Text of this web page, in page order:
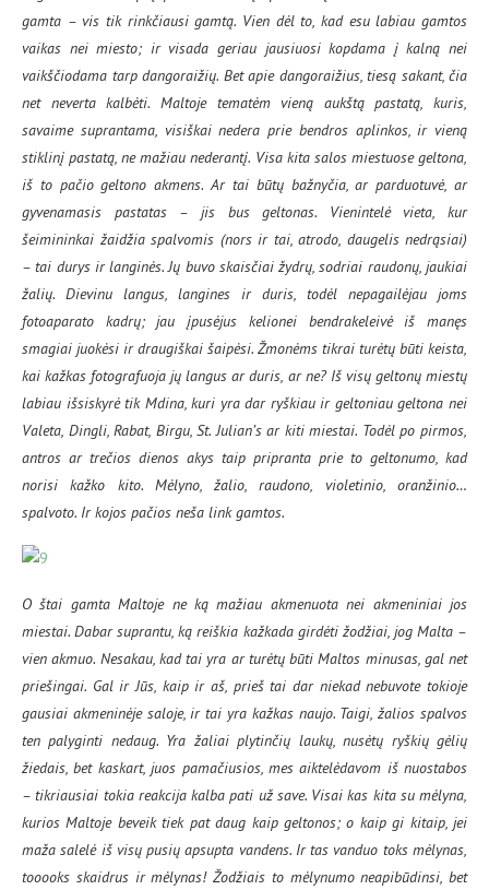
gamta – vis tik rinkčiausi gamtą. Vien dėl to, kad esu labiau gamtos
vaikas nei miesto; ir visada geriau jausiuosi kopdama į kalną nei
vaikščiodama tarp dangoraižių. Bet apie dangoraižius, tiesą sakant, čia
net neverta kalbėti. Maltoje tematėm vieną aukštą pastatą, kuris,
savaime suprantama, visiškai nedera prie bendros aplinkos, ir vieną
stiklinį pastatą, ne mažiau nederantį. Visa kita salos miestuose geltona,
iš to pačio geltono akmens. Ar tai būtų bažnyčia, ar parduotuvė, ar
gyvenamasis pastatas – jis bus geltonas. Vienintelė vieta, kur
šeimininkai žaidžia spalvomis (nors ir tai, atrodo, daugelis nedrąsiai)
– tai durys ir langinės. Jų buvo skaisčiai žydrų, sodriai raudonų, jaukiai
žalių. Dievinu langus, langines ir duris, todėl nepagailėjau joms
fotoaparato kadrų; jau įpusėjus kelionei bendrakeleivė iš manęs
smagiai juokėsi ir draugiškai šaipėsi. Žmonėms tikrai turėtų būti keista,
kai kažkas fotografuoja jų langus ar duris, ar ne? Iš visų geltonų miestų
labiau išsiskyrė tik Mdina, kuri yra dar ryškiau ir geltoniau geltona nei
Valeta, Dingli, Rabat, Birgu, St. Julian’s ar kiti miestai. Todėl po pirmos,
antros ar trečios dienos akys taip pripranta prie to geltonumo, kad
norisi kažko kito. Mėlyno, žalio, raudono, violetinio, oranžinio…
spalvoto. Ir kojos pačios neša link gamtos.
O štai gamta Maltoje ne ką mažiau akmenuota nei akmeniniai jos
miestai. Dabar suprantu, ką reiškia kažkada girdėti žodžiai, jog Malta –
vien akmuo. Nesakau, kad tai yra ar turėtų būti Maltos minusas, gal net
priešingai. Gal ir Jūs, kaip ir aš, prieš tai dar niekad nebuvote tokioje
gausiai akmeninėje saloje, ir tai yra kažkas naujo. Taigi, žalios spalvos
ten palyginti nedaug. Yra žaliai plytinčių laukų, nusėtų ryškių gėlių
žiedais, bet kaskart, juos pamačiusios, mes aiktelėdavom iš nuostabos
– tikriausiai tokia reakcija kalba pati už save. Visai kas kita su mėlyna,
kurios Maltoje beveik tiek pat daug kaip geltonos; o kaip gi kitaip, jei
maža salelė iš visų pusių apsupta vandens. Ir tas vanduo toks mėlynas,
tooooks skaidrus ir mėlynas! Žodžiais to mėlynumo neapibūdinsi, bet